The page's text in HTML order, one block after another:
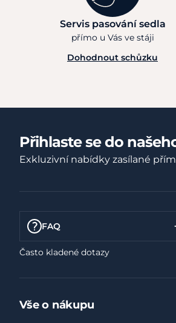
Servis pasování sedla
přímo u Vás ve stáji
Dohodnout schůzku
Přihlaste se do
Exkluzivní nabídky zasílané
FAQ
Často kladené dotazy
Vše o nákupu